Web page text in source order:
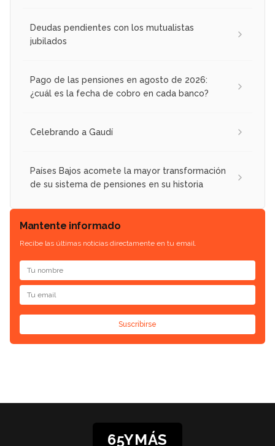
Deudas pendientes con los mutualistas
jubilados
Pago de las pensiones en agosto de 2026:
¿cuál es la fecha de cobro en cada banco?
Celebrando a Gaudí
Países Bajos acomete la mayor transformación
de su sistema de pensiones en su historia
Mantente informado
Recibe las últimas noticias directamente en tu email.
Suscribirse
65YMÁS